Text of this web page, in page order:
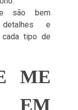
são bem
e
cada tipo de
ME
EM